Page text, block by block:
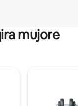
mujore